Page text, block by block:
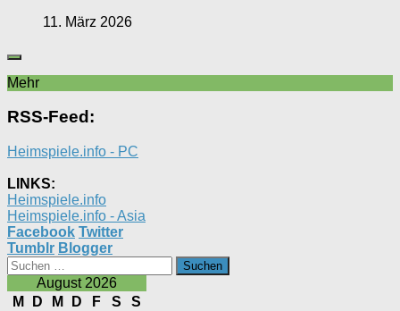
11. März 2026
Mehr
RSS-Feed:
Heimspiele.info - PC
LINKS:
Heimspiele.info
Heimspiele.info - Asia
Facebook Twitter
Tumblr Blogger
Suchen
nach:August 2026
M
D M D F S
S